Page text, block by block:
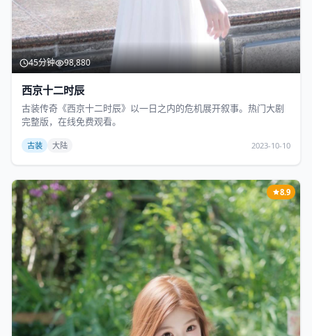
45分钟 98,880
西京十二时辰
古装传奇《西京十二时辰》以一日之内的危机展开叙事。热门大剧
完整版，在线免费观看。
古装 大陆 2023-10-10
8.9